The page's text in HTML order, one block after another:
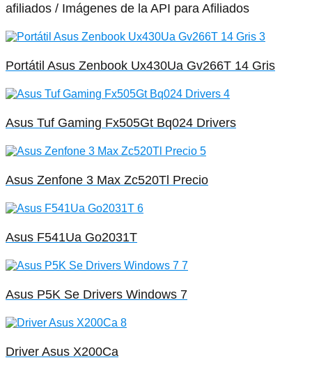
afiliados / Imágenes de la API para Afiliados
Portátil Asus Zenbook Ux430Ua Gv266T 14 Gris
Asus Tuf Gaming Fx505Gt Bq024 Drivers
Asus Zenfone 3 Max Zc520Tl Precio
Asus F541Ua Go2031T
Asus P5K Se Drivers Windows 7
Driver Asus X200Ca